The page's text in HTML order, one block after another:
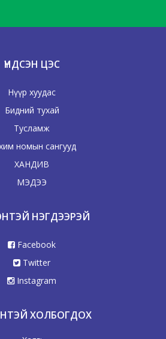
ҮНДСЭН ЦЭС
Нүүр хуудас
Бидний тухай
Тусламж
номын сангууд
ХАНДИВ
МЭДЭЭ
НЭГДЭЭРЭЙ
Facebook
Twitter
Instagram
ХОЛБОГДОХ